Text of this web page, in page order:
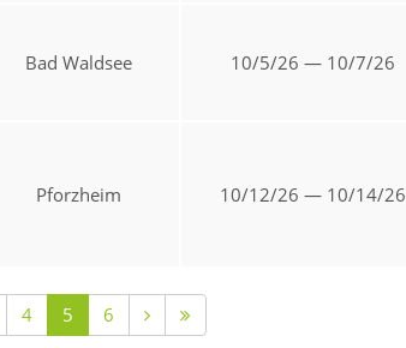
Bad Waldsee 10/5/26 — 10/7/26
Pforzheim 10/12/26 — 10/14/26
4 5 6